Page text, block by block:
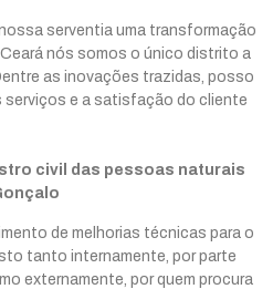
serventia uma transformação
nós somos o único distrito a
as inovações trazidas, posso
serviços e a satisfação do cliente
civil das pessoas naturais
de melhorias técnicas para o
tanto internamente, por parte
externamente, por quem procura